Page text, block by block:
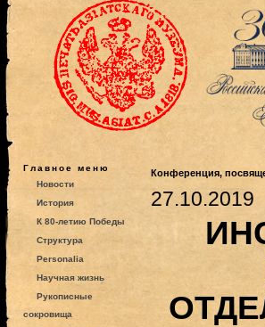
Главное меню
Новости
История
К 80-летию Победы
Структура
Personalia
Научная жизнь
Рукописные
сокровища
Конференция,
27.10.2019